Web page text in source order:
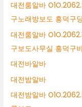
대전룸알바
구노래방보도 흥덕구
대전룸알바
구보도사무실 흥덕구
대전바알바
대전밤알바
대전밤알바